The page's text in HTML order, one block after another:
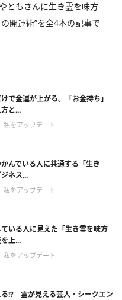
ともさんに生き霊を味方
開運術”を全4本の記事で
で金運が上がる。「お金持ち」
と...
私をアップデート
んでいる人に共通する「生き
ネス...
私をアップデート
いる人に見えた「生き霊を味方
上...
私をアップデート
!? 霊が見える芸人・シークエン